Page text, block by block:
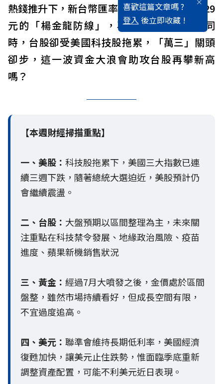
喜歡這篇文章嗎 ?
登入 後立即收藏 !
熱錢推升下，新台幣匯率勁揚，9月21日衝破29
元的「楊金龍防線」，再現28字頭。與此同
時，台股卻受美國科技股拖累，「萬三」關頭
卻步，這一波資金大浪會助攻台股再攀新高
嗎？
【本週財經掃描重點】
一、美股： 科技股拖累下，美國三大指數已連
續三週下跌，隨著總統大選迫近，美股預計仍
會繼續震盪。
二、台股： 大盤預期以區間整理為主，未來關
注重點在科技禁令發展、地緣政治風險、疫苗
進度、蘋果新機銷售狀況
三、黃金： 經過7月大噴發之後，金價處於區間
盤整，雖然市場持續看好，但成長空間有限，
不宜過度追高。
四、美元： 聯準會維持長期低利率，美國經濟
復甦加快，讓美元止住跌勢，惟面臨季底重新
調整資產配置，可能不利美元近日表現。